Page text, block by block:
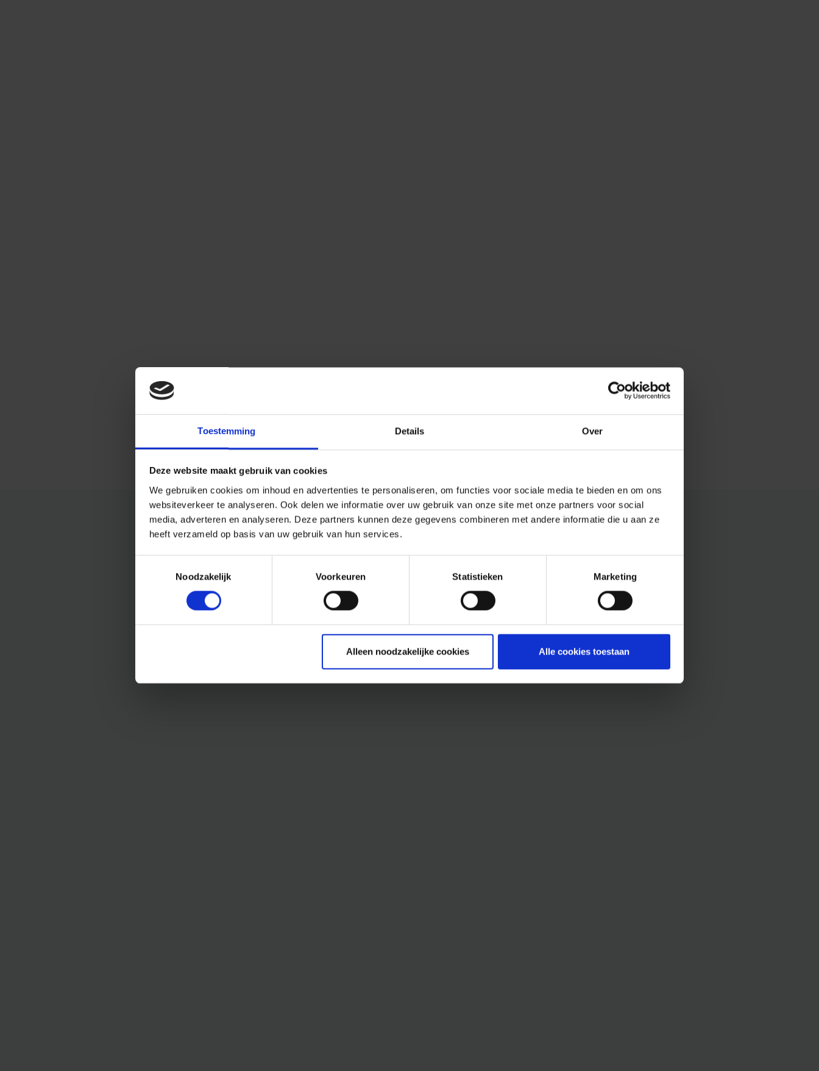
Toestemming Details Over
Deze website maakt gebruik van cookies
We gebruiken cookies om inhoud en advertenties te personaliseren, om functies voor sociale media te bieden en om ons
websiteverkeer te analyseren. Ook delen we informatie over uw gebruik van onze site met onze partners voor social
media, adverteren en analyseren. Deze partners kunnen deze gegevens combineren met andere informatie die u aan ze
heeft verzameld op basis van uw gebruik van hun services.
Noodzakelijk
Voorkeuren Statistieken Marketing
Alleen noodzakelijke cookies Alle cookies toestaan